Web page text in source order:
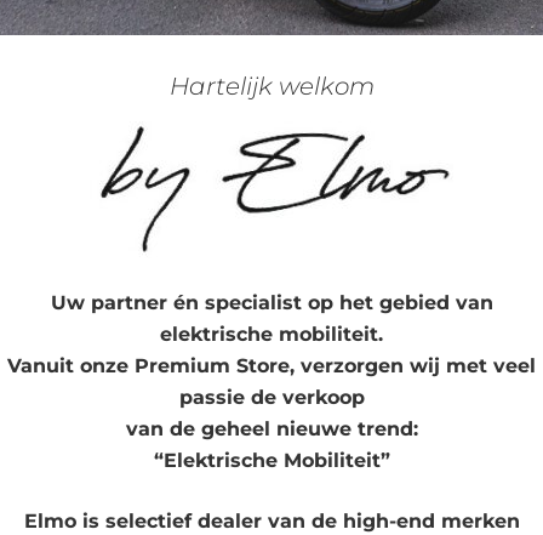
Hartelijk welkom
Uw partner én specialist op het gebied van
elektrische mobiliteit.
Vanuit onze Premium Store, verzorgen wij met veel
passie de verkoop
van de geheel nieuwe trend:
“Elektrische Mobiliteit”
Elmo is selectief dealer van de high-end merken